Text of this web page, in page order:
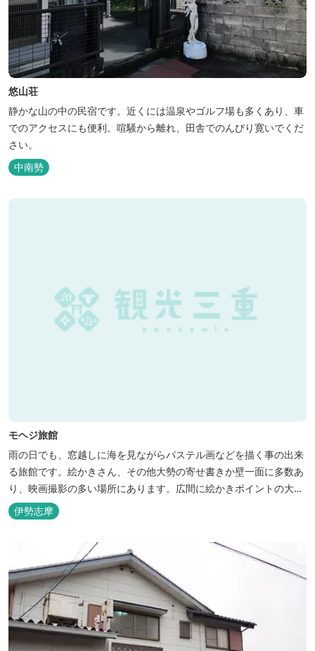
悠山荘
静かな山の中の民宿です。近くには温泉やゴルフ場も多くあり、車
でのアクセスにも便利。喧騒から離れ、田舎でのんびり寛いでくだ
さい。
中南勢
モヘジ旅館
雨の日でも、窓越しに海を見ながらパステル画などを描く事の出来
る旅館です。絵かきさん、その他大勢の寄せ書きか壁一面に多数あ
り、映画撮影の多い場所にあります。広間に絵かきポイントの大地
図がありますので合宿の際などの打ち合わせも行えます。
伊勢志摩